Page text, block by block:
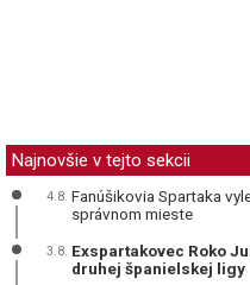
Najnovšie v tejto sekcii
4.8. Fanúšikovia Spartaka
správnom mieste
3.8. Exspartakovec Roko
druhej španielskej ligy